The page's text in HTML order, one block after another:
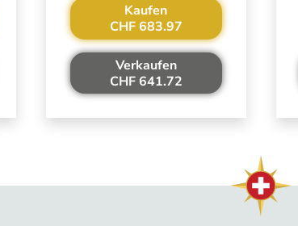
Kaufen
CHF 683.97
Verkaufen
CHF 641.72